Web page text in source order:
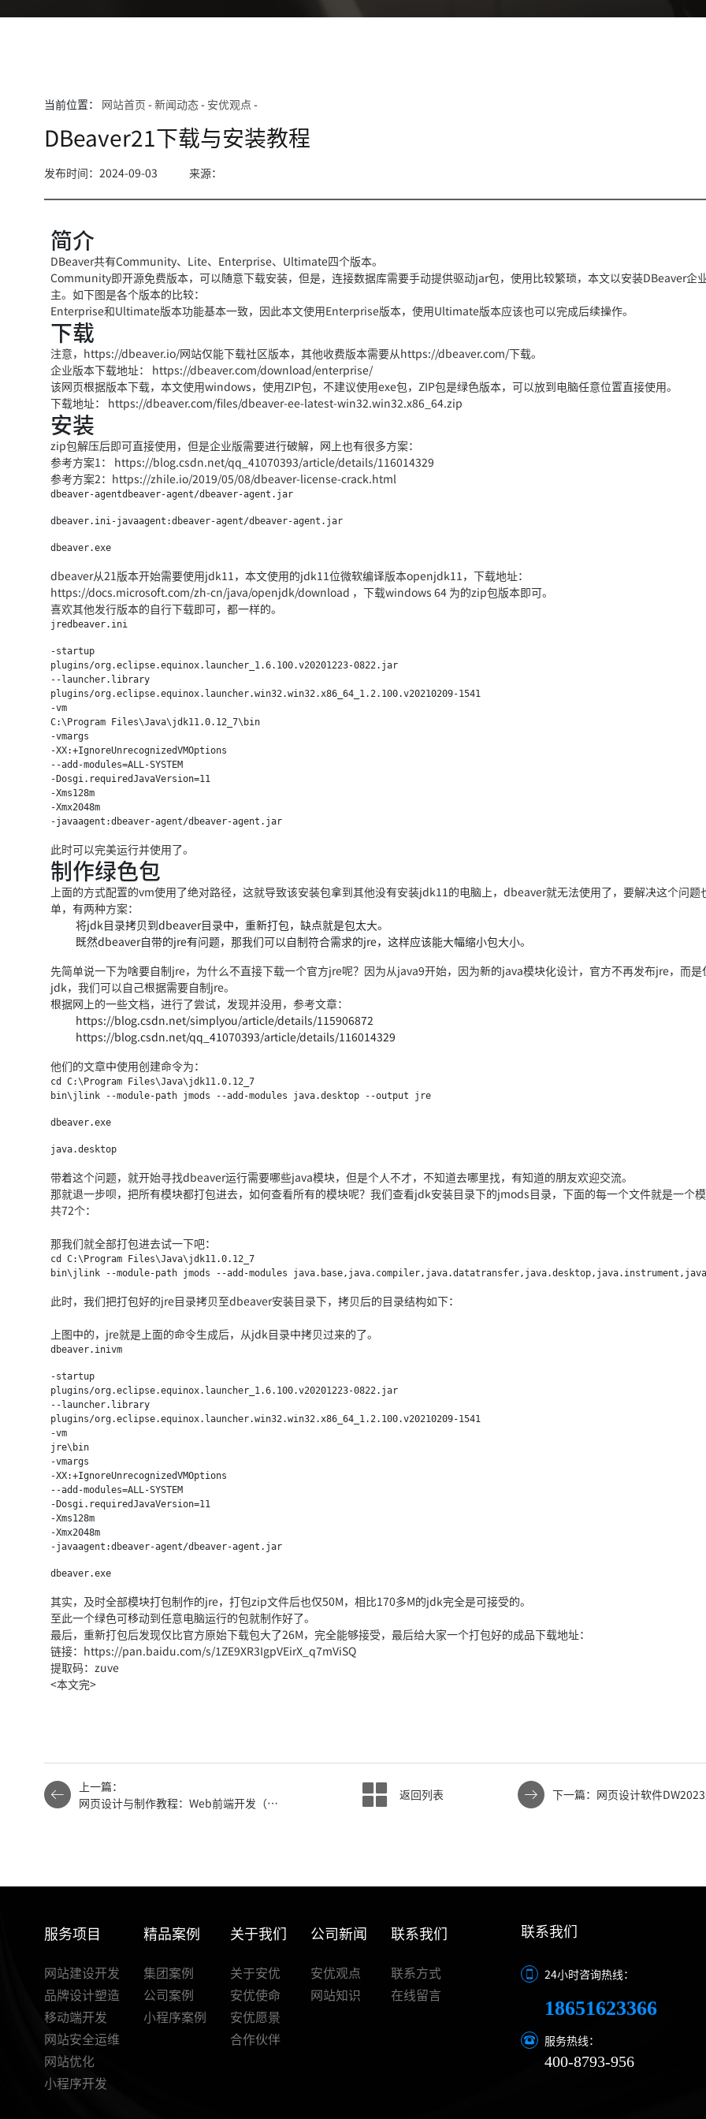
当前位置： 网站首页 -新闻动态- 安优观点 -
DBeaver21下载与安装教程
发布时间：2024-09-03 来源：
简介
DBeaver共有Community、Lite、Enterprise、Ultimate四个版本。
Community即开源免费版本，可以随意下载安装，但是，连接数据库需要手动提供驱动jar包，使用比较繁琐，本文以安装DBeaver企
主。如下图是各个版本的比较：
Enterprise和Ultimate版本功能基本一致，因此本文使用Enterprise版本，使用Ultimate版本应该也可以完成后续操作。
下载
注意，https://dbeaver.io/网站仅能下载社区版本，其他收费版本需要从https://dbeaver.com/下载。
企业版本下载地址： https://dbeaver.com/download/enterprise/
该网页根据版本下载，本文使用windows，使用ZIP包，不建议使用exe包，ZIP包是绿色版本，可以放到电脑任意位置直接使用。
下载地址： https://dbeaver.com/files/dbeaver-ee-latest-win32.win32.x86_64.zip
安装
zip包解压后即可直接使用，但是企业版需要进行破解，网上也有很多方案：
参考方案1： https://blog.csdn.net/qq_41070393/article/details/116014329
参考方案2：https://zhile.io/2019/05/08/dbeaver-license-crack.html
dbeaver-agentdbeaver-agent/dbeaver-agent.jar
dbeaver.ini-javaagent:dbeaver-agent/dbeaver-agent.jar
dbeaver.exe
dbeaver从21版本开始需要使用jdk11，本文使用的jdk11位微软编译版本openjdk11，下载地址：
https://docs.microsoft.com/zh-cn/java/openjdk/download ，下载windows 64 为的zip包版本即可。
喜欢其他发行版本的自行下载即可，都一样的。
jredbeaver.ini
-startup
plugins/org.eclipse.equinox.launcher_1.6.100.v20201223-0822.jar
--launcher.library
plugins/org.eclipse.equinox.launcher.win32.win32.x86_64_1.2.100.v20210209-1541
-vm
C:\Program Files\Java\jdk11.0.12_7\bin
-vmargs
-XX:+IgnoreUnrecognizedVMOptions
--add-modules=ALL-SYSTEM
-Dosgi.requiredJavaVersion=11
-Xms128m
-Xmx2048m
此时可以完美运行并使用了。
制作绿色包
上面的方式配置的vm使用了绝对路径，这就导致该安装包拿到其他没有安装jdk11的电脑上，dbeaver就无法使用了，要解决这个问题
单，有两种方案：
将jdk目录拷贝到dbeaver目录中，重新打包，缺点就是包太大。
既然dbeaver自带的jre有问题，那我们可以自制符合需求的jre，这样应该能大幅缩小包大小。
先简单说一下为啥要自制jre，为什么不直接下载一个官方jre呢？因为从java9开始，因为新的java模块化设计，官方不再发布jre，而是
jdk，我们可以自己根据需要自制jre。
根据网上的一些文档，进行了尝试，发现并没用，参考文章：
https://blog.csdn.net/simplyou/article/details/115906872
https://blog.csdn.net/qq_41070393/article/details/116014329
他们的文章中使用创建命令为：
cd C:\Program Files\Java\jdk11.0.12_7
dbeaver.exe
java.desktop
带着这个问题，就开始寻找dbeaver运行需要哪些java模块，但是个人不才，不知道去哪里找，有知道的朋友欢迎交流。
那就退一步呗，把所有模块都打包进去，如何查看所有的模块呢？我们查看jdk安装目录下的jmods目录，下面的每一个文件就是一个
共72个：
那我们就全部打包进去试一下吧：
cd C:\Program Files\Java\jdk11.0.12_7
此时，我们把打包好的jre目录拷贝至dbeaver安装目录下，拷贝后的目录结构如下：
上图中的，jre就是上面的命令生成后，从jdk目录中拷贝过来的了。
dbeaver.inivm
-startup
plugins/org.eclipse.equinox.launcher_1.6.100.v20201223-0822.jar
--launcher.library
plugins/org.eclipse.equinox.launcher.win32.win32.x86_64_1.2.100.v20210209-1541
-vm
jre\bin
-vmargs
-XX:+IgnoreUnrecognizedVMOptions
--add-modules=ALL-SYSTEM
-Dosgi.requiredJavaVersion=11
-Xms128m
-Xmx2048m
dbeaver.exe
其实，及时全部模块打包制作的jre，打包zip文件后也仅50M，相比170多M的jdk完全是可接受的。
至此一个绿色可移动到任意电脑运行的包就制作好了。
最后，重新打包后发现仅比官方原始下载包大了26M，完全能够接受，最后给大家一个打包好的成品下载地址：
链接：https://pan.baidu.com/s/1ZE9XR3IgpVEirX_q7mViSQ
提取码：zuve
<本文完>
上一篇：
网页设计与制作教程：Web前端开发（第
返回列表
下一篇：网页设计软件
服务项目
网站建设开发
品牌设计塑造
移动端开发
网站安全运维
网站优化
小程序开发
精品案例
集团案例
公司案例
小程序案例
关于我们
关于安优
安优使命
安优愿景
合作伙伴
公司新闻
安优观点
网站知识
联系我们
联系方式
在线留言
联系我们
24小时咨询热线：
18651623366
服务热线：
400-8793-956